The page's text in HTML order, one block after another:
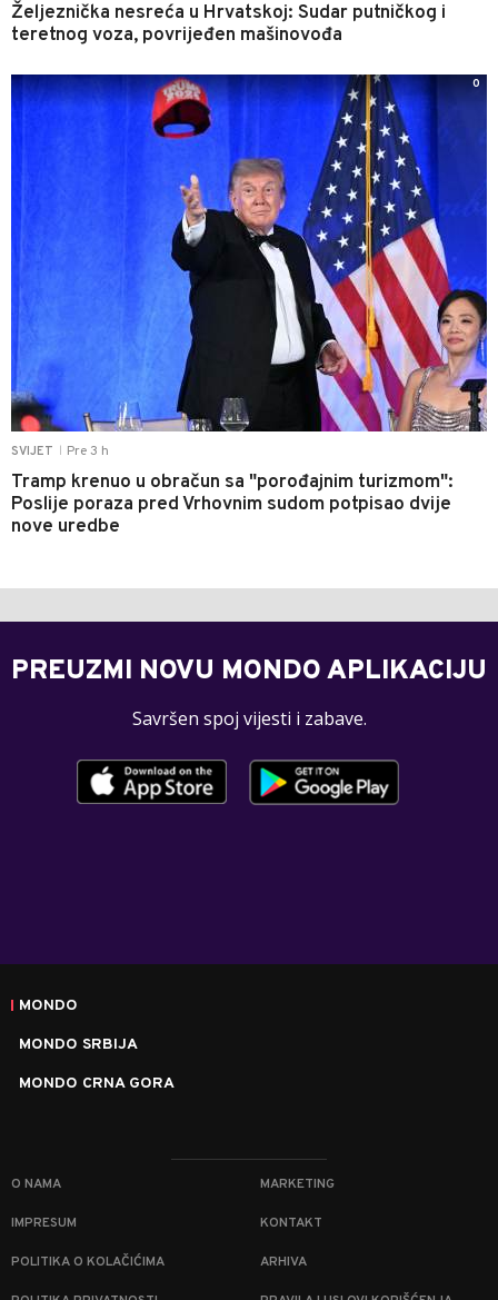
Željeznička nesreća u Hrvatskoj: Sudar putničkog i
teretnog voza, povrijeđen mašinovođa
SVIJET Pre 3 h
Tramp krenuo u obračun sa "porođajnim turizmom":
Poslije poraza pred Vrhovnim sudom potpisao dvije
nove uredbe
0
PREUZMI NOVU MONDO APLIKACIJU
Savršen spoj vijesti i zabave.
MONDO
MONDO SRBIJA
MONDO CRNA GORA
O NAMA MARKETING
IMPRESUM KONTAKT
POLITIKA O KOLAČIĆIMA ARHIVA